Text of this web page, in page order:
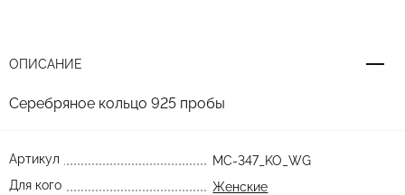
ОПИСАНИЕ
Серебряное кольцо 925 пробы
Артикул
MC-347_KO_WG
Для кого
Женские